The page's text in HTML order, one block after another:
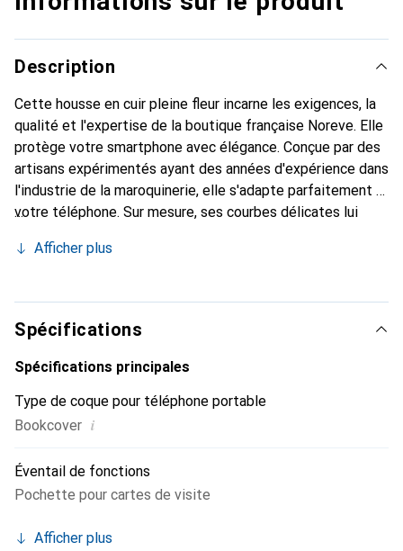
Description
Cette housse en cuir pleine fleur incarne les exigences, la
qualité et l'expertise de la boutique française Noreve. Elle
protège votre smartphone avec élégance. Conçue par des
artisans expérimentés ayant des années d'expérience dans
l'industrie de la maroquinerie, elle s'adapte parfaitement à
votre téléphone. Sur mesure, ses courbes délicates lui
accessoire chic et indispensable pour votre smartphone.
haute qualité, la marque Noreve est un choix fiable pour
une clientèle exigeante.
Afficher plus
Spécifications
Spécifications principales
Type de coque pour téléphone portable
Bookcover i
Éventail de fonctions
Pochette pour cartes de visite
Afficher plus